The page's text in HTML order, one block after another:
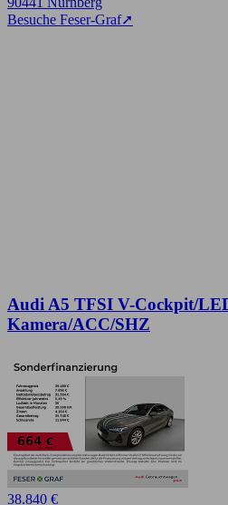
Besuche Feser-Graf➚
Audi A5 TFSI V-Cockpit/
Kamera/ACC/SHZ
38.840 €